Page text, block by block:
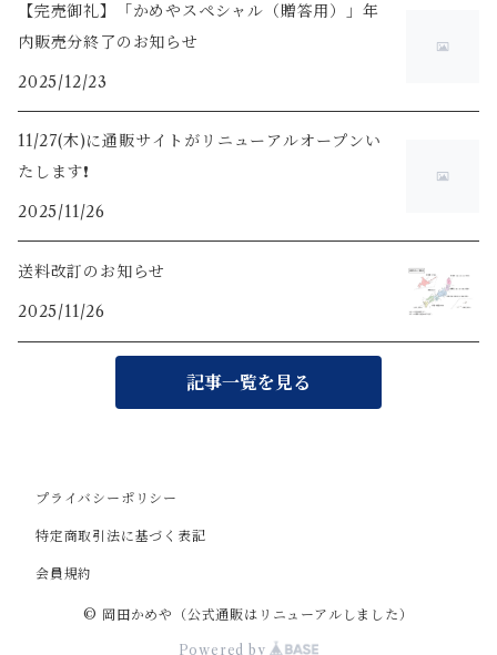
【完売御礼】「かめやスペシャル（贈答用）」年
内販売分終了のお知らせ
2025/12/23
11/27(木)に通販サイトがリニューアルオープンい
たします❗️
2025/11/26
送料改訂のお知らせ
2025/11/26
記事一覧を見る
プライバシーポリシー
特定商取引法に基づく表記
会員規約
© 岡田かめや（公式通販はリニューアルしました）
Powered by